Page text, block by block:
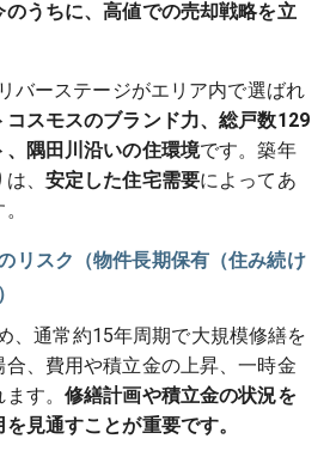
うちに、高値での売却戦略を立
バーステージがエリア内で選ばれ
コスモスのブランド力、総戸数129
隅田川沿いの住環境です。築年
、 安定した住宅需要によってあ
リスク（物件長期保有（住み続け
、通常約15年周期で大規模修繕を
、費用や積立金の上昇、一時金
す。 修繕計画や積立金の状況を
見通すことが重要です。